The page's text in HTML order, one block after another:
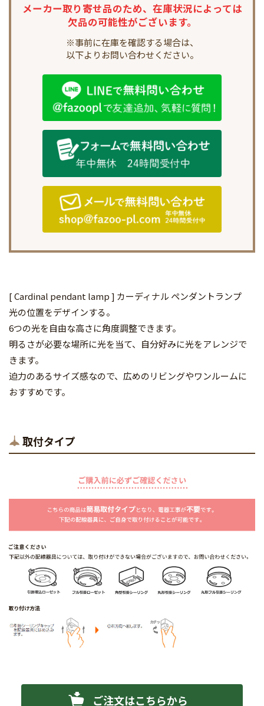
メーカー取り寄せ品のため、 在庫状況によっては
欠品の可能性がございます。
※事前に在庫を確認する場合は、
以下よりお問い合わせください。
[ Cardinal pendant lamp ] カーディナル ペンダントランプ
光の位置をデザインする。
6つの光を自由な高さに角度調整できます。
明るさが必要な場所に光を当て、自分好みに光をアレンジで
きます。
迫力のあるサイズ感なので、広めのリビングやワンルームに
おすすめです。
取付タイプ
ご注文はこちらから